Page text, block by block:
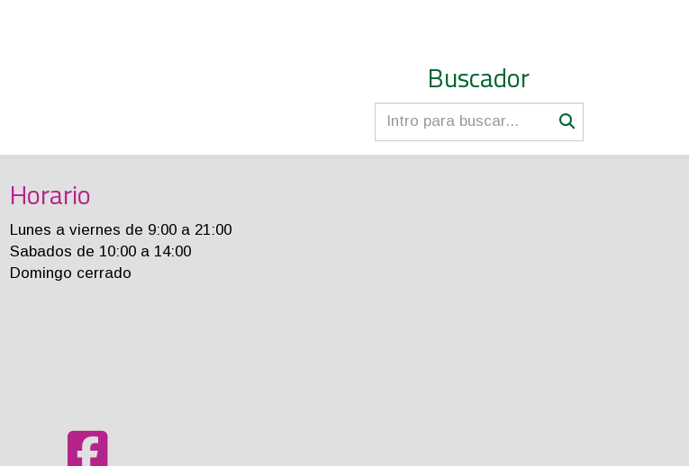
Buscador
Horario
Lunes a viernes de 9:00 a 21:00
Sabados de 10:00 a 14:00
Domingo cerrado